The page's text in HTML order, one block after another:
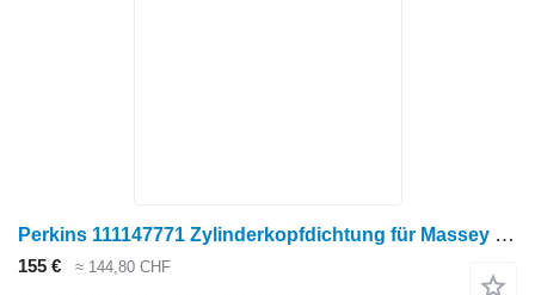
Perkins 111147771 Zylinderkopfdichtung für Massey Ferguson Radtraktor
155 € ≈ 144,80 CHF